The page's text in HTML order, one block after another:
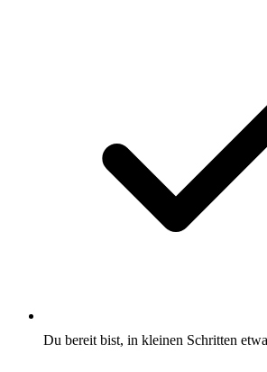
Du bereit bist, in kleinen Schritten